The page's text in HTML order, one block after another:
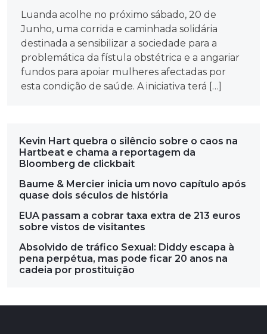
Luanda acolhe no próximo sábado, 20 de
Junho, uma corrida e caminhada solidária
destinada a sensibilizar a sociedade para a
problemática da fístula obstétrica e a angariar
fundos para apoiar mulheres afectadas por
esta condição de saúde. A iniciativa terá […]
Kevin Hart quebra o silêncio sobre o caos na
Hartbeat e chama a reportagem da
Bloomberg de clickbait
Baume & Mercier inicia um novo capítulo após
quase dois séculos de história
EUA passam a cobrar taxa extra de 213 euros
sobre vistos de visitantes
Absolvido de tráfico Sexual: Diddy escapa à
pena perpétua, mas pode ficar 20 anos na
cadeia por prostituição